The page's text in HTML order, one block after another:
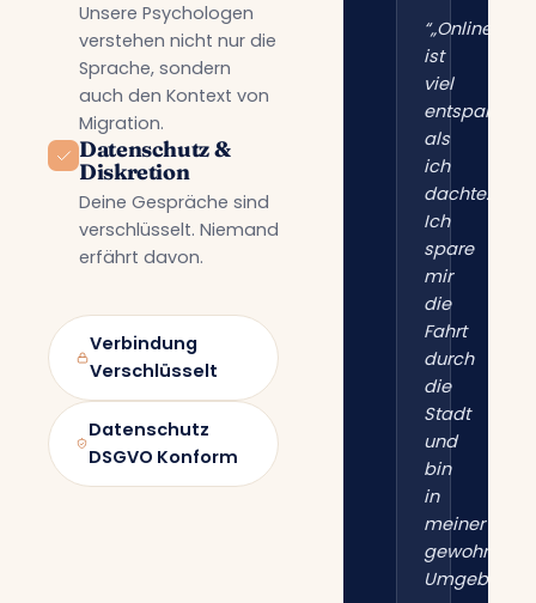
Unsere Psychologen
verstehen nicht nur die
Sprache, sondern
auch den Kontext von
Migration.
Datenschutz &
Diskretion
Deine Gespräche sind
verschlüsselt. Niemand
erfährt davon.
Verbindung
Verschlüsselt
Datenschutz
DSGVO Konform
“„Online
ist
viel
entspannter
als
ich
dachte.
Ich
spare
mir
die
Fahrt
durch
die
Stadt
und
bin
in
meiner
gewohnten